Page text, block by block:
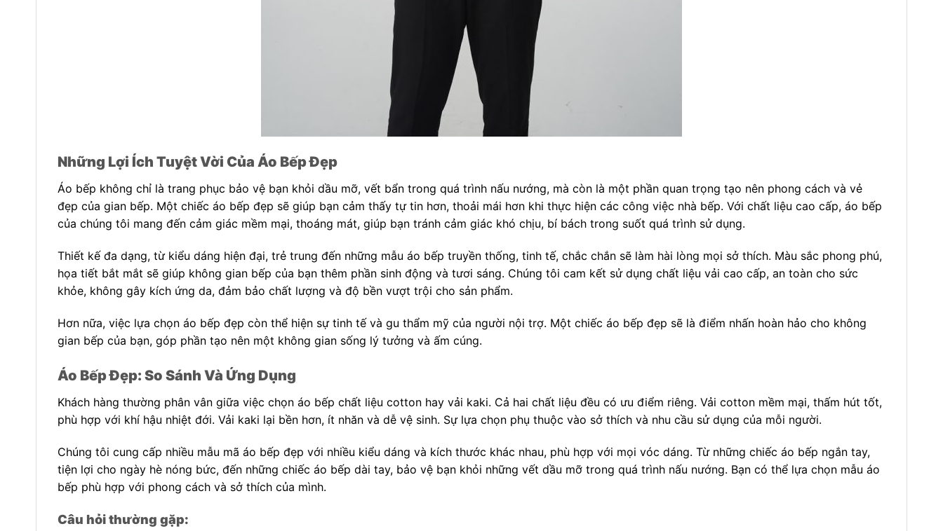
Những Lợi Ích Tuyệt Vời Của Áo Bếp Đẹp
Áo bếp không chỉ là trang phục bảo vệ bạn khỏi dầu mỡ, vết bẩn trong quá trình nấu nướng, mà còn là một phần quan trọng tạo nên phong cách và vẻ
đẹp của gian bếp. Một chiếc áo bếp đẹp sẽ giúp bạn cảm thấy tự tin hơn, thoải mái hơn khi thực hiện các công việc nhà bếp. Với chất liệu cao cấp, áo bếp
của chúng tôi mang đến cảm giác mềm mại, thoáng mát, giúp bạn tránh cảm giác khó chịu, bí bách trong suốt quá trình sử dụng.
Thiết kế đa dạng, từ kiểu dáng hiện đại, trẻ trung đến những mẫu áo bếp truyền thống, tinh tế, chắc chắn sẽ làm hài lòng mọi sở thích. Màu sắc phong phú,
họa tiết bắt mắt sẽ giúp không gian bếp của bạn thêm phần sinh động và tươi sáng. Chúng tôi cam kết sử dụng chất liệu vải cao cấp, an toàn cho sức
khỏe, không gây kích ứng da, đảm bảo chất lượng và độ bền vượt trội cho sản phẩm.
Hơn nữa, việc lựa chọn áo bếp đẹp còn thể hiện sự tinh tế và gu thẩm mỹ của người nội trợ. Một chiếc áo bếp đẹp sẽ là điểm nhấn hoàn hảo cho không
gian bếp của bạn, góp phần tạo nên một không gian sống lý tưởng và ấm cúng.
Áo Bếp Đẹp: So Sánh Và Ứng Dụng
Khách hàng thường phân vân giữa việc chọn áo bếp chất liệu cotton hay vải kaki. Cả hai chất liệu đều có ưu điểm riêng. Vải cotton mềm mại, thấm hút tốt,
phù hợp với khí hậu nhiệt đới. Vải kaki lại bền hơn, ít nhăn và dễ vệ sinh. Sự lựa chọn phụ thuộc vào sở thích và nhu cầu sử dụng của mỗi người.
Chúng tôi cung cấp nhiều mẫu mã áo bếp đẹp với nhiều kiểu dáng và kích thước khác nhau, phù hợp với mọi vóc dáng. Từ những chiếc áo bếp ngắn tay,
tiện lợi cho ngày hè nóng bức, đến những chiếc áo bếp dài tay, bảo vệ bạn khỏi những vết dầu mỡ trong quá trình nấu nướng. Bạn có thể lựa chọn mẫu áo
bếp phù hợp với phong cách và sở thích của mình.
Câu hỏi thường gặp: